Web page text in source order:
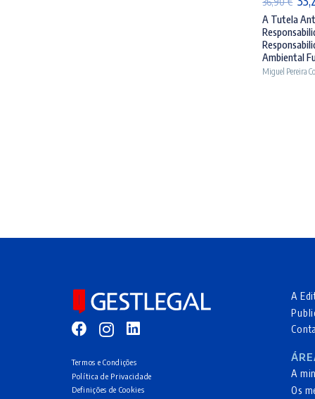
era:
A Tutela
Ambiental
Miguel Pereira
Termos e Condições
Política de Privacidade
Definições de Cookies
A
A
Os